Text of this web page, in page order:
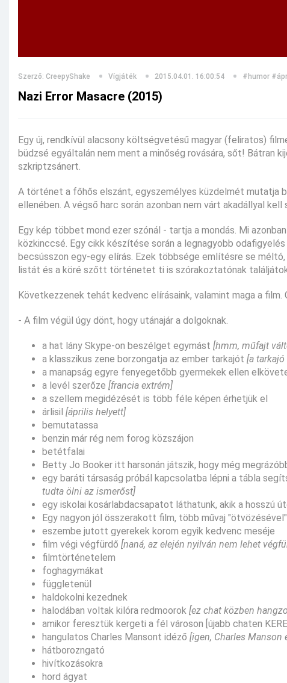
Szerző: CreepyShake Vígjáték 2015.04.01. 16:00:54 #humor
Nazi Error Masacre (2015)
Egy új, rendkívül alacsony költségvetésű magyar (feliratos)
büdzsé egyáltalán nem ment a minőség rovására, sőt! Bátran
szkriptzsánert.
A történet a főhős elszánt, egyszemélyes küzdelmét mutatja
ellenében. A végső harc során azonban nem várt akadállyal kell
Egy kép többet mond ezer szónál - tartja a mondás. Mi
közkinccsé. Egy cikk készítése során a legnagyobb
becsússzon egy-egy elírás. Ezek többsége említésre se méltó,
listát és a köré szőtt történetet ti is szórakoztatónak
Következzenek tehát kedvenc elírásaink, valamint maga a film.
- A film végül úgy dönt, hogy utánajár a dolgoknak.
a hat lány Skype-on beszélget egymást [hmm, műfajt
a klasszikus zene borzongatja az ember tarkajót [a
a manapság egyre fenyegetőbb gyermekek ellen
a levél szerőze [francia extrém]
a szellem megidézését is több féle képen érhetjük el
árlisil [április helyett]
bemutatassa
benzin már rég nem forog közszájon
betétfalai
Betty Jo Booker itt harsonán játszik, hogy még
egy baráti társaság próbál kapcsolatba lépni a tábla
tudta ölni az ismerőst]
egy iskolai kosárlabdacsapatot láthatunk, akik a hosszú
Egy nagyon jól összerakott film, több művaj "ötvözésével".
eszembe jutott gyerekek korom egyik kedvenc meséje
film végi végfürdő [naná, az elején nyilván nem lehet
filmtörténetelem
foghagymákat
függletenül
haldokolni kezednek
halodában voltak kilóra redmoorok [ez chat közben
amikor feresztük kergeti a fél városon [újabb chaten
hangulatos Charles Mansont idéző [igen, Charles Manson
hátborozngató
hivítkozásokra
hord ágyat